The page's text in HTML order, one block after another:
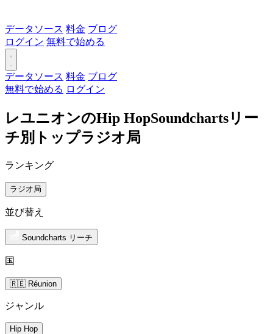
データソース 料金 ブログ
ログイン 無料で始める
データソース 料金 ブログ
無料で始める ログイン
レユニオンのHip HopSoundchartsリー
チ別トップラジオ局
ランキング
ラジオ局
並び替え
Soundcharts リーチ
国
🇷🇪 Réunion
ジャンル
Hip Hop